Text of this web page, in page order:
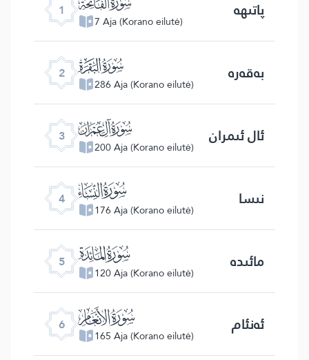
1
7 Aja (Korano eilutė) پاتىھە
2 ﮎ
286 Aja (Korano eilutė) بەقەرە
3 ﮏ
200 Aja (Korano eilutė) ئال ئىمران
4 ﮐ
176 Aja (Korano eilutė) نىسا
5 ﮑ
120 Aja (Korano eilutė) مائىدە
6 ﮒ
165 Aja (Korano eilutė) ئەنئام